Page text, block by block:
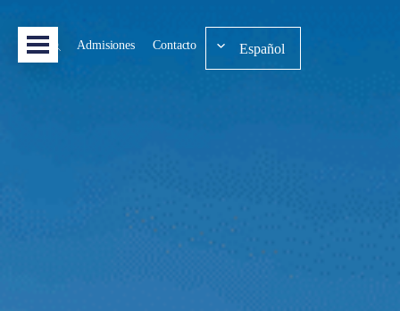
Admisiones Contacto Español